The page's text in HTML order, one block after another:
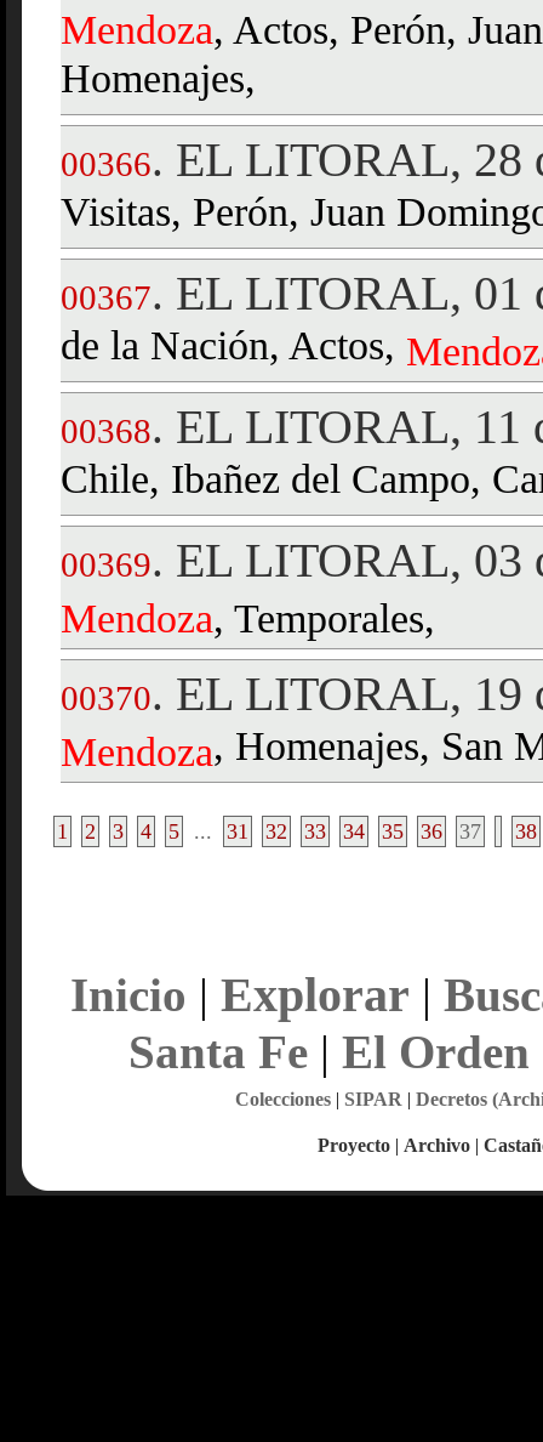
Mendoza, Actos, Perón,
Homenajes,
00366. EL LITORAL, 28
Visitas, Perón, Juan
00367. EL LITORAL, 01
de la Nación, Actos,
00368. EL LITORAL, 11
Chile, Ibañez del Campo,
00369. EL LITORAL, 03
Mendoza, Temporales,
00370. EL LITORAL, 19
Mendoza, Homenajes, San
1 2 3 4 5 ... 31 32 33 34 35 36 37 38
Inicio | Explorar |
Santa Fe| El Orden
Colecciones| SIPAR | Decretos
Proyecto | Archivo |